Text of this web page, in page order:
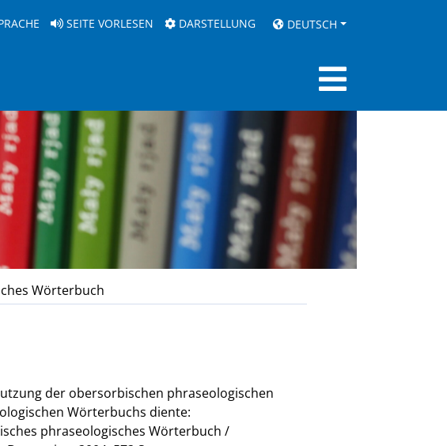
SEITE VORLESEN DARSTELLUNG DEUTSCH
Wörterbuch
der obersorbischen phraseologischen
Wörterbuchs diente:
phraseologisches Wörterbuch /